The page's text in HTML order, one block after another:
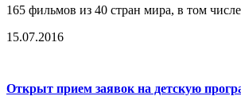
165 фильмов из 40 стран мира, в том
15.07.2016
Открыт прием заявок на детскую